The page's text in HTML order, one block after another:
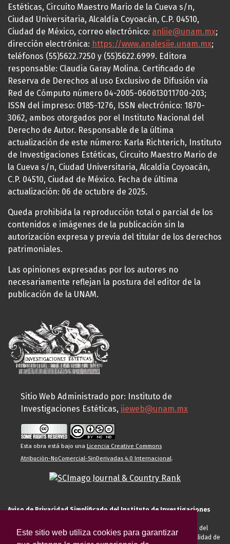
Este sitio web utiliza cookies para garantizar
Estéticas, Circuito Maestro Mario de la Cueva s/n,
Ciudad Universitaria, Alcaldía Coyoacán, C.P. 04510,
Ciudad de México, correo electrónico: anliie@unam.mx;
dirección electrónica: https://www.analesiie.unam.mx;
teléfonos (55)5622.7250 y (55)5622.6999. Editora
responsable: Claudia Garay Molina. Certificado de
Reserva de Derechos al uso Exclusivo de Difusión vía
Red de Cómputo número 04-2005-060613011700-203;
ISSN del impreso: 0185-1276, ISSN electrónico: 1870-
3062, ambos otorgados por el Instituto Nacional del
Derecho de Autor. Responsable de la última
actualización de este número: Karla Richterich, Instituto
de Investigaciones Estéticas, Circuito Maestro Mario de
la Cueva s/n, Ciudad Universitaria, Alcaldía Coyoacán,
C.P. 04510, Ciudad de México. Fecha de última
actualización: 06 de octubre de 2025.
Queda prohibida la reproducción total o parcial de los
contenidos e imágenes de la publicación sin la
autorización expresa y previa del titular de los derechos
patrimoniales.
Las opiniones expresadas por los autores no
necesariamente reflejan la postura del editor de la
publicación de la UNAM.
Sitio Web Administrado por: Instituto de
Investigaciones Estéticas, iieweb@unam.mx
Esta obra está bajo una Licencia Creative Commons
Atribución-NoComercial-SinDerivadas 4.0 Internacional.
Aviso de Privacidad Simplificado del Instituto de Investigaciones
El Instituto de Investigaciones Estéticas de la UNAM, es responsable del
tratamiento de sus datos personales para el registro de usted en calidad de